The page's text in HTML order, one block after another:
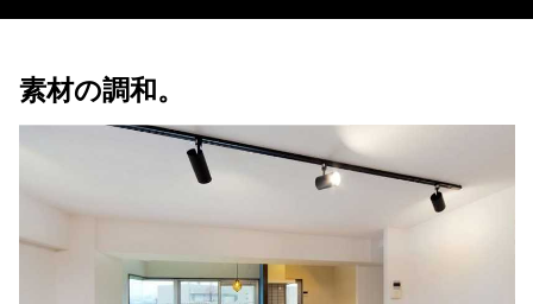
素材の調和。